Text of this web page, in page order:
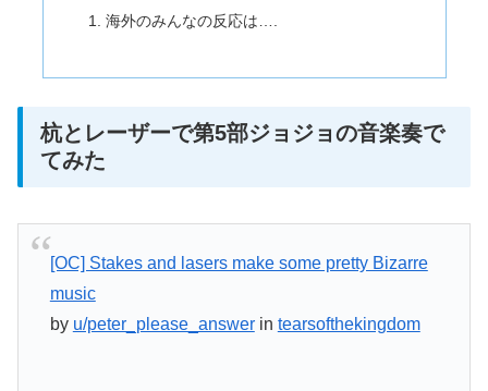
海外のみんなの反応は….
杭とレーザーで第5部ジョジョの音楽奏で
てみた
[OC] Stakes and lasers make some pretty Bizarre
music
by u/peter_please_answerin tearsofthekingdom